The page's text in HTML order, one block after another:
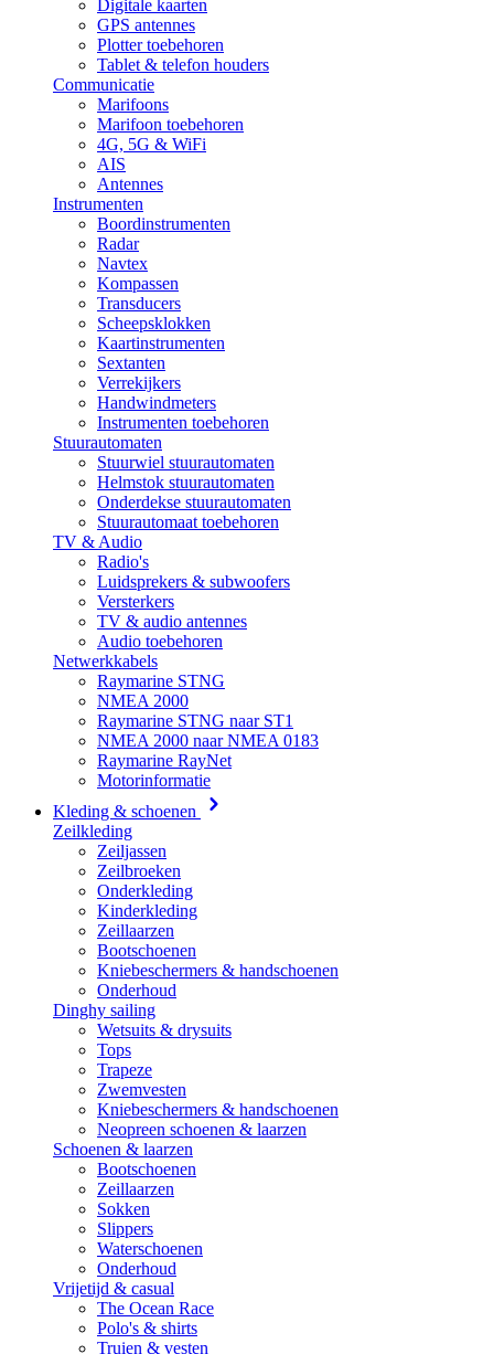
Digitale kaarten
GPS antennes
Plotter toebehoren
Tablet & telefon houders
Communicatie
Marifoons
Marifoon toebehoren
4G, 5G & WiFi
AIS
Antennes
Instrumenten
Boordinstrumenten
Radar
Navtex
Kompassen
Transducers
Scheepsklokken
Kaartinstrumenten
Sextanten
Verrekijkers
Handwindmeters
Instrumenten toebehoren
Stuurautomaten
Stuurwiel stuurautomaten
Helmstok stuurautomaten
Onderdekse stuurautomaten
Stuurautomaat toebehoren
TV & Audio
Radio's
Luidsprekers & subwoofers
Versterkers
TV & audio antennes
Audio toebehoren
Netwerkkabels
Raymarine STNG
NMEA 2000
Raymarine STNG naar ST1
NMEA 2000 naar NMEA 0183
Raymarine RayNet
Motorinformatie
Kleding & schoenen
Zeilkleding
Zeiljassen
Zeilbroeken
Onderkleding
Kinderkleding
Zeillaarzen
Bootschoenen
Kniebeschermers & handschoenen
Onderhoud
Dinghy sailing
Wetsuits & drysuits
Tops
Trapeze
Zwemvesten
Kniebeschermers & handschoenen
Neopreen schoenen & laarzen
Schoenen & laarzen
Bootschoenen
Zeillaarzen
Sokken
Slippers
Waterschoenen
Onderhoud
Vrijetijd & casual
The Ocean Race
Polo's & shirts
Truien & vesten